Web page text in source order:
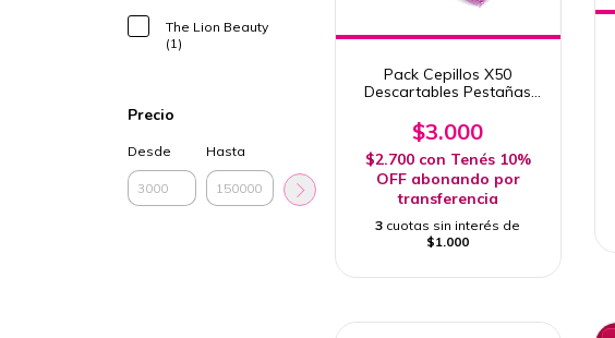
The Lion Beauty
(1)
Precio
Desde Hasta
Pack Cepillos X50
Descartables Pestañas
$3.000
$2.700 con Tenés 10%
OFF abonando por
transferencia
3 cuotas sin interés de
$1.000